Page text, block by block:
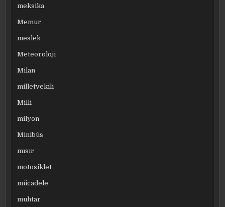
meksika
Memur
meslek
Meteoroloji
Milan
milletvekili
Milli
milyon
Minibüs
mısır
motosiklet
mücadele
muhtar